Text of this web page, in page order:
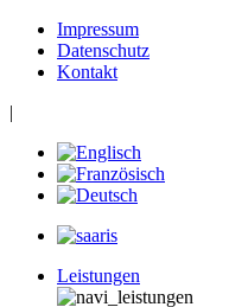
Impressum
Datenschutz
Kontakt
|
Leistungen